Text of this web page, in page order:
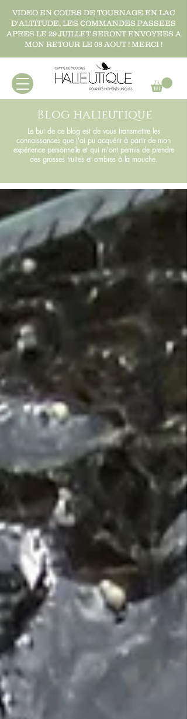
VIDEO EN COURS DE TOURNAGE EN LAC
D'ALTITUDE, LES COMMANDES PASSEES
APRES LE 29 JUILLET SERONT ENVOYEES A
MON RETOUR LE 08 AOUT ! MERCI !
Blog halieutique
Le but de ce blog est de vous transmettre les
connaissances que j'ai pu acquérir à partir de mon
expérience personnelle et qui m'ont permis de prendre
des grosses truites et ombres à la mouche.